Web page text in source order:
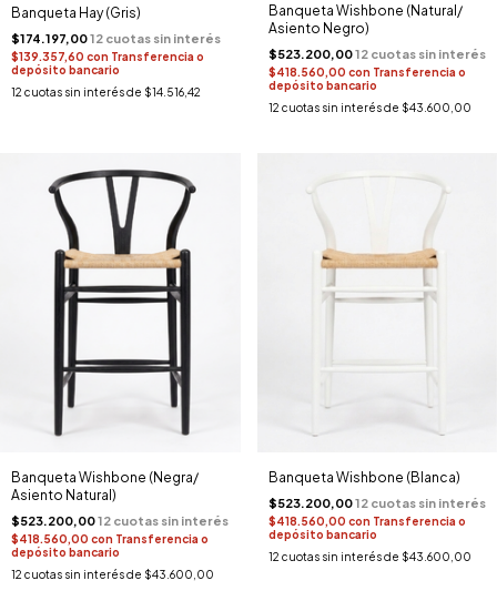
Banqueta Hay (Gris)
$174.197,00
$139.357,60 con Transferencia o
depósito bancario
12 cuotas sin interés de $14.516,42
Banqueta Wishbone (Natural/
Asiento Negro)
$523.200,00
$418.560,00 con Transferencia o
depósito bancario
12 cuotas sin interés de $43.600,00
Banqueta Wishbone (Negra/
Asiento Natural)
$523.200,00
$418.560,00 con Transferencia o
depósito bancario
12 cuotas sin interés de $43.600,00
Banqueta Wishbone (Blanca)
$523.200,00
$418.560,00 con Transferencia o
depósito bancario
12 cuotas sin interés de $43.600,00